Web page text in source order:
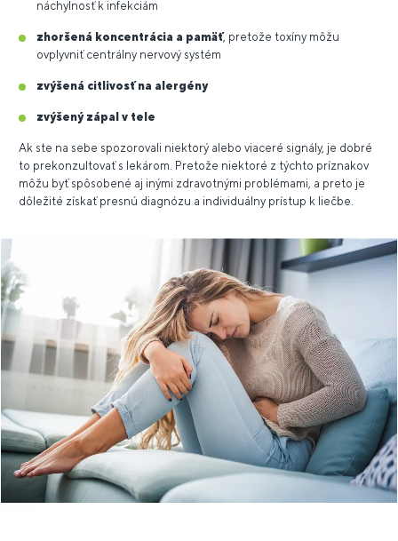
náchylnosť k infekciám
zhoršená koncentrácia a pamäť, pretože toxíny môžu
ovplyvniť centrálny nervový systém
zvýšená citlivosť na alergény
zvýšený zápal v tele
Ak ste na sebe spozorovali niektorý alebo viaceré signály, je dobré
to prekonzultovať s lekárom. Pretože niektoré z týchto príznakov
môžu byť spôsobené aj inými zdravotnými problémami, a preto je
dôležité získať presnú diagnózu a individuálny prístup k liečbe.